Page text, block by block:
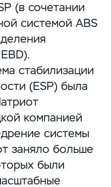
(в сочетании
системой ABS
стабилизации
(ESP) была
компанией
системы
заняло больше
были